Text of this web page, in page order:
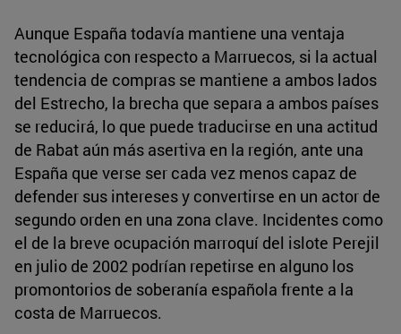
Aunque España todavía mantiene una ventaja
tecnológica con respecto a Marruecos, si la actual
tendencia de compras se mantiene a ambos lados
del Estrecho, la brecha que separa a ambos países
se reducirá, lo que puede traducirse en una actitud
de Rabat aún más asertiva en la región, ante una
España que verse ser cada vez menos capaz de
defender sus intereses y convertirse en un actor de
segundo orden en una zona clave. Incidentes como
el de la breve ocupación marroquí del islote Perejil
en julio de 2002 podrían repetirse en alguno los
promontorios de soberanía española frente a la
costa de Marruecos.